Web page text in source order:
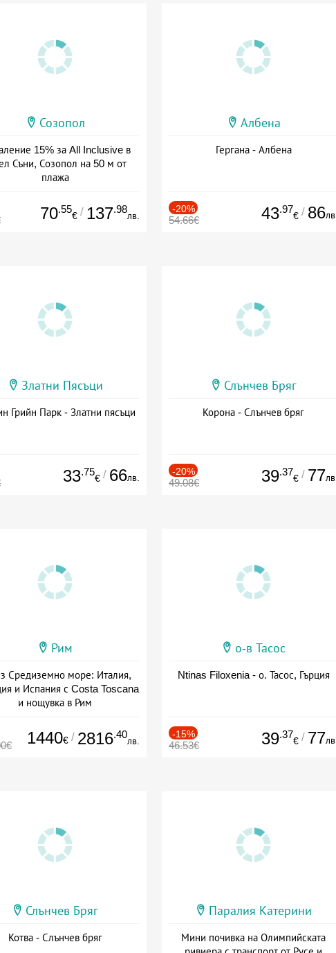
Созопол
15% за All Inclusive в
Съни, Созопол на 50 м от
плажа
70.55
€ / 137.98
лв.
Албена
Гергана - Албена
-20%
54.66€ 43.97
€ / 86лв.
Златни Пясъци
Грийн Парк - Златни пясъци
33.75
€ / 66лв.
Слънчев Бряг
Корона - Слънчев бряг
-20%
49.08€ 39.37
€ / 77лв.
Рим
Средиземно море: Италия,
и Испания с Costa Toscana
и нощувка в Рим
1440€ / 2816.40
лв.
о-в Тасос
Ntinas Filoxenia - о. Тасос, Гърция
-15%
46.53€ 39.37
€ / 77лв.
Слънчев Бряг
Котва - Слънчев бряг
Паралия Катерини
Мини почивка на Олимпийската